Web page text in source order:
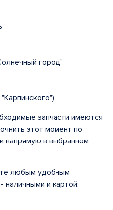
город"
запчасти имеются
этот момент по
напрямую в выбранном
любым удобным
наличными и картой: